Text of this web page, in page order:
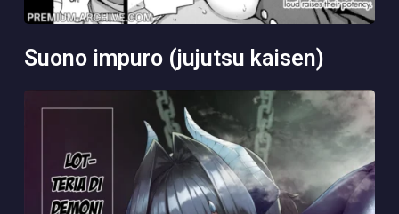
suono impuro (jujutsu kaisen)